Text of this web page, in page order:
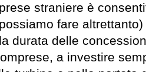
straniere è
fare
durata delle
a investire